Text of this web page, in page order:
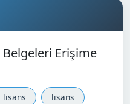
Belgeleri Erişime
lisans lisans